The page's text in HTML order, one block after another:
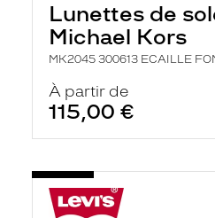
Lunettes de
Michael Kors
MK2045 300613 ECAILLE
À partir de
115,00 €